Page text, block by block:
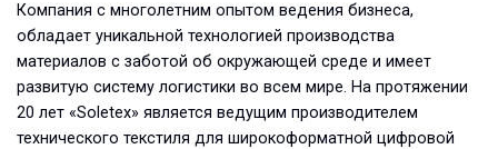
Компания с многолетним опытом ведения бизнеса,
обладает уникальной технологией производства
материалов с заботой об окружающей среде и имеет
развитую систему логистики во всем мире. На протяжении
20 лет «Soletex» является ведущим производителем
технического текстиля для широкоформатной цифровой